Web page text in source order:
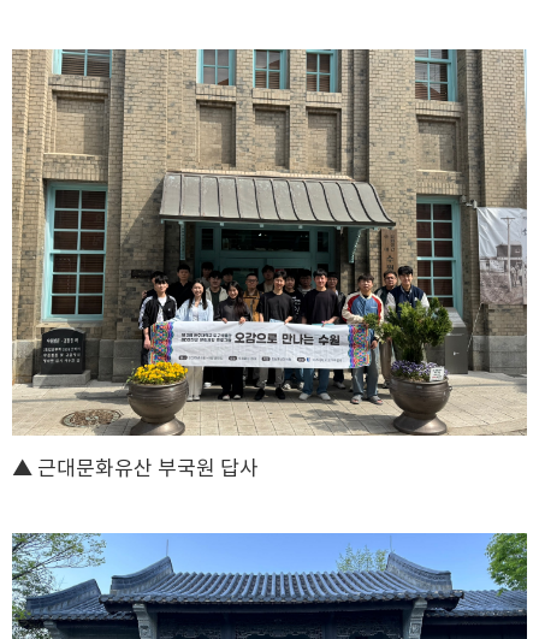
▲ 근대문화유산 부국원 답사